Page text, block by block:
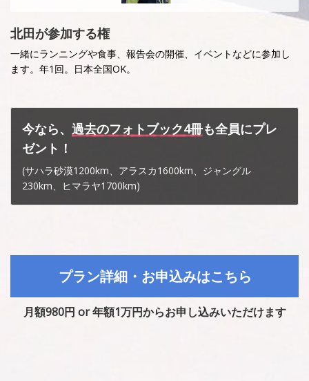
北田が参加する権
一緒にランニングや食事、報告会の開催、イベントなどに参加し
ます。年1回。日本全国OK。
今なら、 過去のフォトブック4冊も全員にプレ
ゼント！
(サハラ砂漠1200km、アラスカ1600km、ジャングル
230km、ヒマラヤ1700km)
プラン詳細・お申込みはこちら
月額980円 or 年額1万円からお申し込みいただけます